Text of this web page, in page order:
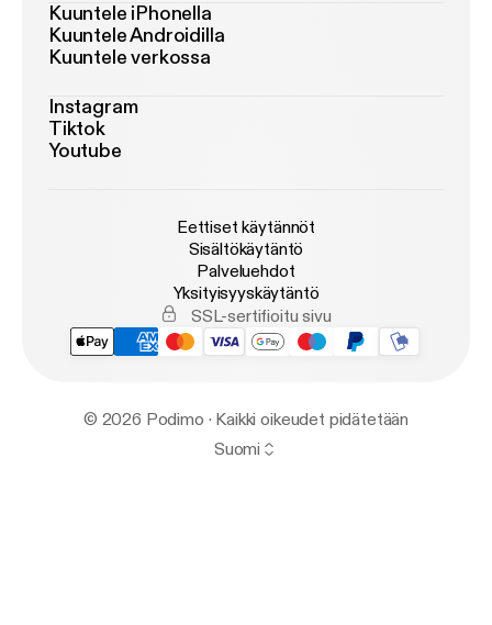
Kuuntele iPhonella
Kuuntele Androidilla
Kuuntele verkossa
Instagram
Tiktok
Youtube
Eettiset käytännöt
Sisältökäytäntö
Palveluehdot
Yksityisyyskäytäntö
SSL-sertifioitu sivu
© 2026 Podimo · Kaikki oikeudet pidätetään
Suomi